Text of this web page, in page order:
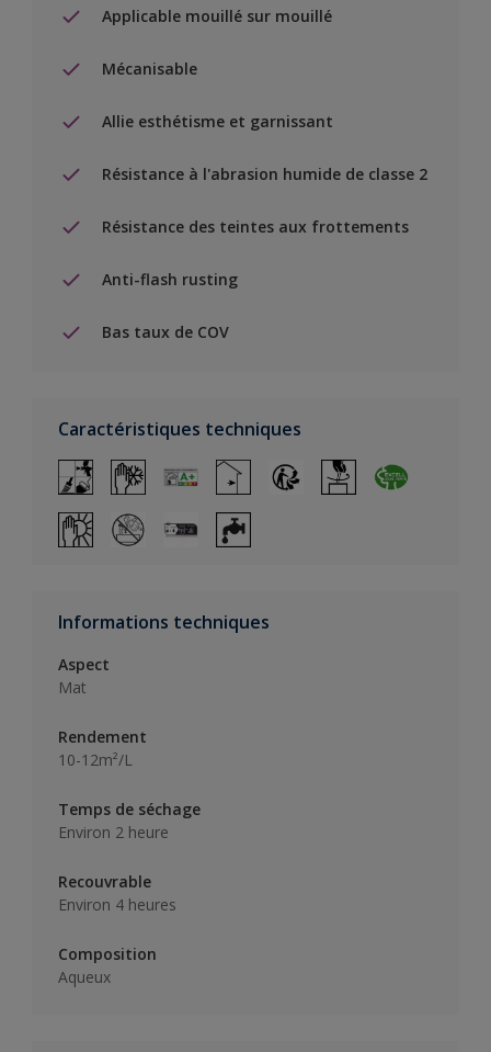
Applicable mouillé sur mouillé
Mécanisable
Allie esthétisme et garnissant
Résistance à l'abrasion humide de classe 2
Résistance des teintes aux frottements
Anti-flash rusting
Bas taux de COV
Caractéristiques techniques
Informations techniques
Aspect
Mat
Rendement
10-12m²/L
Temps de séchage
Environ 2 heure
Recouvrable
Environ 4 heures
Composition
Aqueux